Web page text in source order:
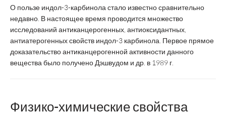
О пользе индол-3-карбинола стало известно сравнительно
недавно. В настоящее время проводится множество
исследований антиканцерогенных, антиоксидантных,
антиатерогенных свойств индол-3 карбинола. Первое прямое
доказательство антиканцерогенной активности данного
вещества было получено Дэшвудом и др. в 1989 г.
Физико-химические свойства